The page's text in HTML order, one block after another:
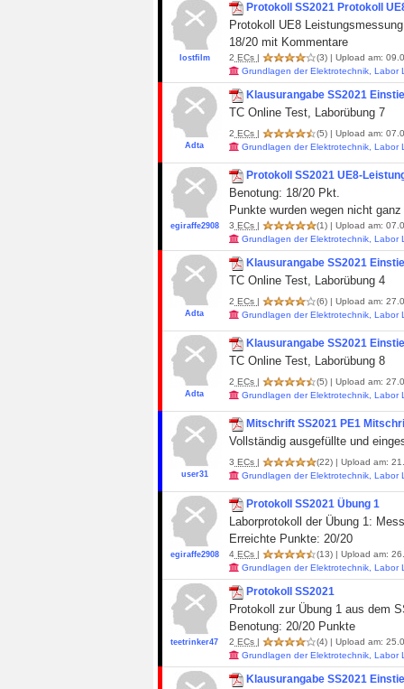
lostfilm
Protokoll SS2021 Protokoll
Protokoll UE8
18/20 mit Kommentare
2 ECs | (3) | Upload am:
Grundlagen der Elektrotechnik, Labor
Adta
Klausurangabe SS2021
TC Online Test, Laborübung 7
2 ECs | (5) | Upload am:
Grundlagen der Elektrotechnik, Labor
egiraffe2908
Protokoll SS2021 UE8-
Benotung: 18/20 Pkt.
Punkte wurden wegen nicht
3 ECs | (1) | Upload am:
Grundlagen der Elektrotechnik, Labor
Adta
Klausurangabe SS2021
TC Online Test, Laborübung 4
2 ECs | (6) | Upload am:
Grundlagen der Elektrotechnik, Labor
Adta
Klausurangabe SS2021
TC Online Test, Laborübung 8
2 ECs | (5) | Upload am:
Grundlagen der Elektrotechnik, Labor
user31
Mitschrift SS2021 PE1
Vollständig ausgefüllte und
3 ECs | (22) | Upload am:
Grundlagen der Elektrotechnik, Labor
egiraffe2908
Protokoll SS2021 Übung 1
Laborprotokoll der Übung 1:
Erreichte Punkte: 20/20
4 ECs | (13) | Upload am:
Grundlagen der Elektrotechnik, Labor
teetrinker47
Protokoll SS2021
Protokoll zur Übung 1 aus dem
Benotung: 20/20 Punkte
2 ECs | (4) | Upload am:
Grundlagen der Elektrotechnik, Labor
Klausurangabe SS2021